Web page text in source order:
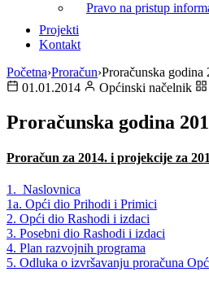
Pravo na pristup
Projekti
Kontakt
Početna›Proračun›Proračunska godina
01.01.2014
Općinski načelnik
Proračunska godina
Proračun za 2014. i projekcije za
1. Naslovnica
1a. Opći dio Prihodi i Primici
2. Opći dio Rashodi i izdaci
3. Posebni dio Rashodi i izdaci
4. Plan razvojnih programa
5. Odluka o izvršavanju proračuna